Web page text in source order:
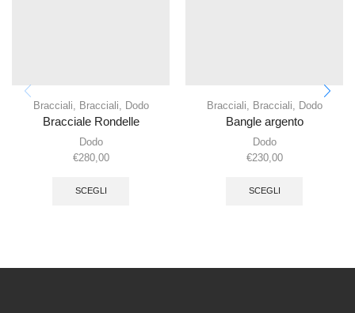
Bracciali Bracciali Dodo
Bracciale Rondelle
Dodo
€280,00
SCEGLI
Bracciali Bracciali Dodo
Bangle argento
Dodo
€230,00
SCEGLI